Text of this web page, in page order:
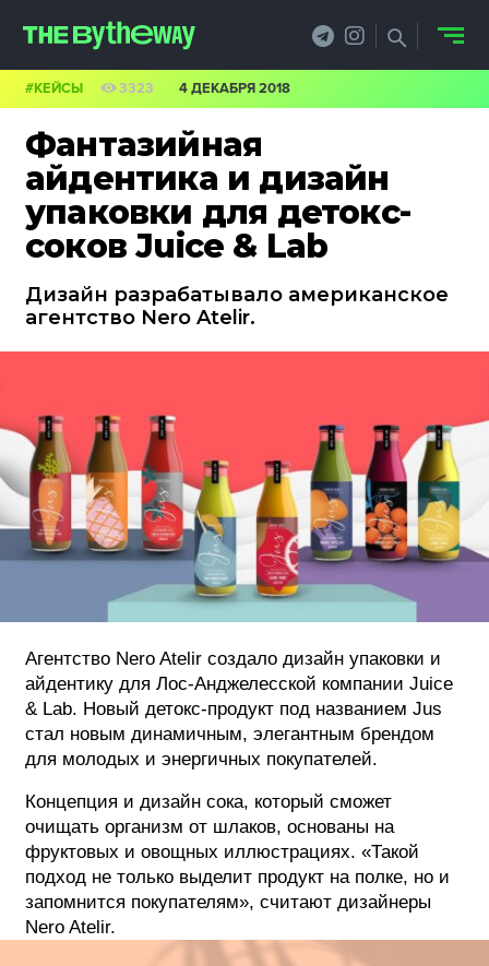
Фантазийная
айдентика и дизайн
упаковки для детокс-
соков Juice & Lab
Дизайн разрабатывало американское
агентство Nero Atelir.
#КЕЙСЫ 3323 4 ДЕКАБРЯ 2018
Агентство Nero Atelir создало дизайн упаковки и
айдентику для Лос-Анджелесской компании Juice
& Lab. Новый детокс-продукт под названием Jus
стал новым динамичным, элегантным брендом
для молодых и энергичных покупателей.
Концепция и дизайн сока, который сможет
очищать организм от шлаков, основаны на
фруктовых и овощных иллюстрациях. «Такой
подход не только выделит продукт на полке, но и
запомнится покупателям», считают дизайнеры
Nero Atelir.
НОВОСТИ
PRO.ОБЗОР
КЕЙСЫ
КРЕАТИВА
ФЕСТИВАЛИ
ФОТОГРАФИЯ
ТИПОГРАФИКА
ИСТОРИИ БРЕНДОВ
О ПРОЕКТЕ
РЕКЛАМА
КОНТАКТЫ